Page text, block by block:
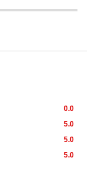
0.0
5.0
5.0
5.0